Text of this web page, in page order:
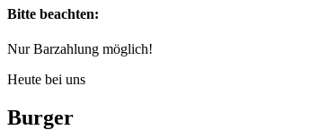
Bitte beachten:
Nur Barzahlung möglich!
Heute bei uns
Burger